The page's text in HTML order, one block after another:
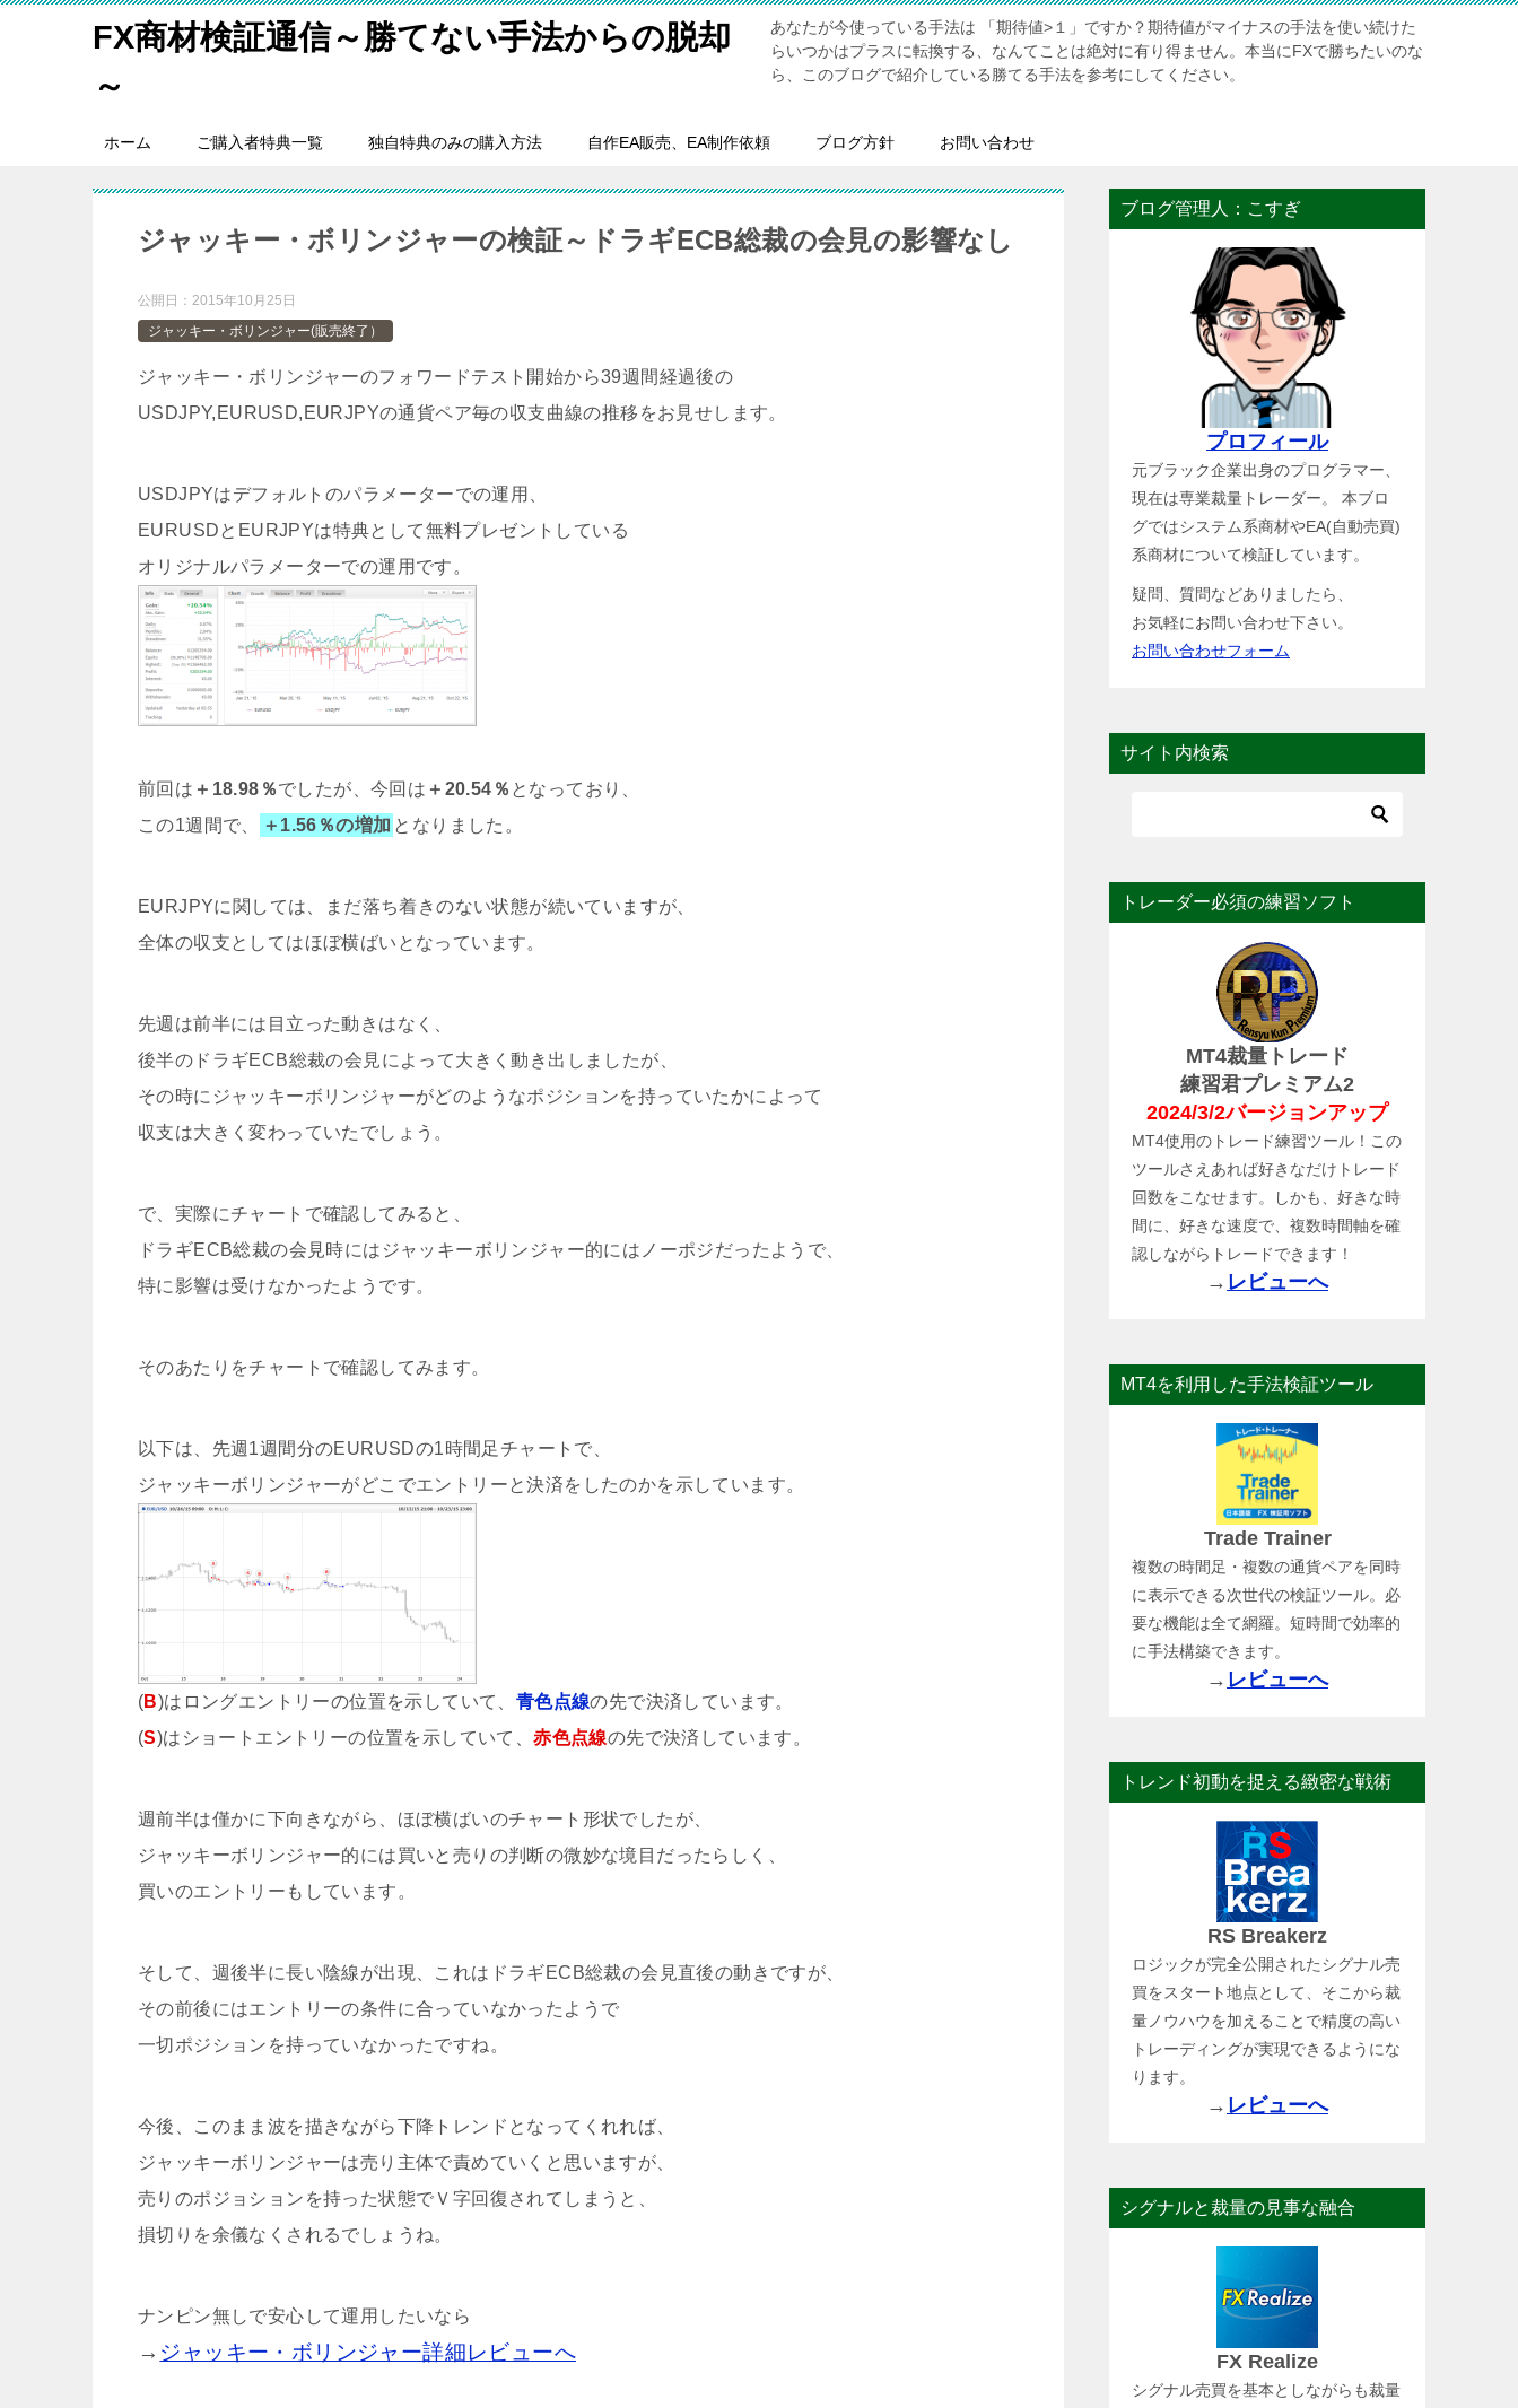
FX商材検証通信～勝てない手法からの脱却
～
あなたが今使っている手法は 「期待値>１」ですか？期待値がマイナスの手法を使い続けた
らいつかはプラスに転換する、なんてことは絶対に有り得ません。本当にFXで勝ちたいのな
ら、このブログで紹介している勝てる手法を参考にしてください。
ホーム ご購入者特典一覧 独自特典のみの購入方法 自作EA販売、EA制作依頼 ブログ方針 お問い合わせ
ジャッキー・ボリンジャーの検証～ドラギECB総裁の会見の影響なし
公開日： 2015年10月25日
ジャッキー・ボリンジャー(販売終了）
ジャッキー・ボリンジャーのフォワードテスト開始から39週間経過後の
USDJPY,EURUSD,EURJPYの通貨ペア毎の収支曲線の推移をお見せします。
USDJPYはデフォルトのパラメーターでの運用、
EURUSDとEURJPYは特典として無料プレゼントしている
オリジナルパラメーターでの運用です。
前回は ＋18.98％でしたが、今回は ＋20.54％ となっており、
この1週間で、
＋1.56％の増加 となりました。
EURJPYに関しては、まだ落ち着きのない状態が続いていますが、
全体の収支としてはほぼ横ばいとなっています。
先週は前半には目立った動きはなく、
後半のドラギECB総裁の会見によって大きく動き出しましたが、
その時にジャッキーボリンジャーがどのようなポジションを持っていたかによって
収支は大きく変わっていたでしょう。
で、実際にチャートで確認してみると、
ドラギECB総裁の会見時にはジャッキーボリンジャー的にはノーポジだったようで、
特に影響は受けなかったようです。
そのあたりをチャートで確認してみます。
以下は、先週1週間分のEURUSDの1時間足チャートで、
ジャッキーボリンジャーがどこでエントリーと決済をしたのかを示しています。
(B)はロングエントリーの位置を示していて、 青色点線の先で決済しています。
(S)はショートエントリーの位置を示していて、赤色点線の先で決済しています。
週前半は僅かに下向きながら、ほぼ横ばいのチャート形状でしたが、
ジャッキーボリンジャー的には買いと売りの判断の微妙な境目だったらしく、
買いのエントリーもしています。
そして、週後半に長い陰線が出現、これはドラギECB総裁の会見直後の動きですが、
その前後にはエントリーの条件に合っていなかったようで
一切ポジションを持っていなかったですね。
今後、このまま波を描きながら下降トレンドとなってくれれば、
ジャッキーボリンジャーは売り主体で責めていくと思いますが、
売りのポジョションを持った状態でＶ字回復されてしまうと、
損切りを余儀なくされるでしょうね。
ナンピン無しで安心して運用したいなら
→ ジャッキー・ボリンジャー詳細レビューへ
ブログ管理人：こすぎ
プロフィール
元ブラック企業出身のプログラマー、
現在は専業裁量トレーダー。 本ブロ
グではシステム系商材やEA(自動売買)
系商材について検証しています。
疑問、質問などありましたら、
お気軽にお問い合わせ下さい。
お問い合わせフォーム
サイト内検索
トレーダー必須の練習ソフト
MT4裁量トレード
練習君プレミアム2
2024/3/2バージョンアップ
MT4使用のトレード練習ツール！この
ツールさえあれば好きなだけトレード
回数をこなせます。しかも、好きな時
間に、好きな速度で、複数時間軸を確
認しながらトレードできます！
→ レビューへ
MT4を利用した手法検証ツール
Trade Trainer
複数の時間足・複数の通貨ペアを同時
に表示できる次世代の検証ツール。必
要な機能は全て網羅。短時間で効率的
に手法構築できます。
→ レビューへ
トレンド初動を捉える緻密な戦術
RS Breakerz
ロジックが完全公開されたシグナル売
買をスタート地点として、そこから裁
量ノウハウを加えることで精度の高い
トレーディングが実現できるようにな
ります。
→ レビューへ
シグナルと裁量の見事な融合
FX Realize
シグナル売買を基本としながらも裁量